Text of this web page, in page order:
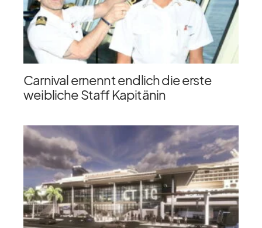
Carnival ernennt endlich die erste
weibliche Staff Kapitänin